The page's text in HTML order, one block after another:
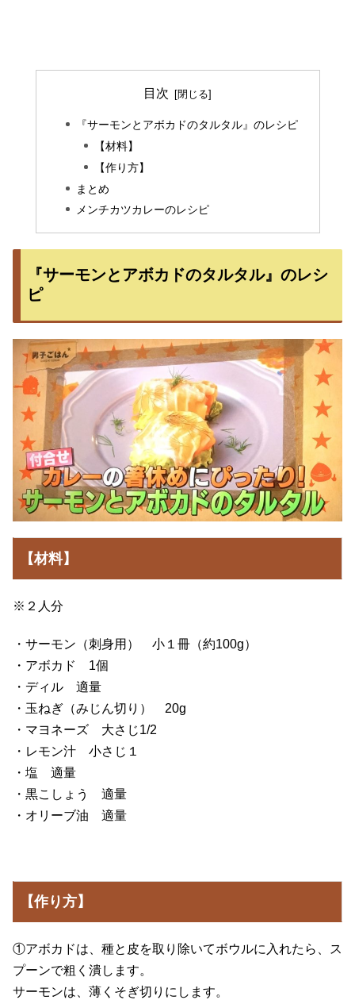
目次
『サーモンとアボカドのタルタル』のレシピ
【材料】
【作り方】
まとめ
メンチカツカレーのレシピ
『サーモンとアボカドのタルタル』のレシ
ピ
【材料】
※２人分
・サーモン（刺身用） 小１冊（約100g）
・アボカド 1個
・ディル 適量
・玉ねぎ（みじん切り） 20g
・マヨネーズ 大さじ1/2
・レモン汁 小さじ１
・塩 適量
・黒こしょう 適量
・オリーブ油 適量
【作り方】
①アボカドは、種と皮を取り除いてボウルに入れたら、ス
プーンで粗く潰します。
サーモンは、薄くそぎ切りにします。